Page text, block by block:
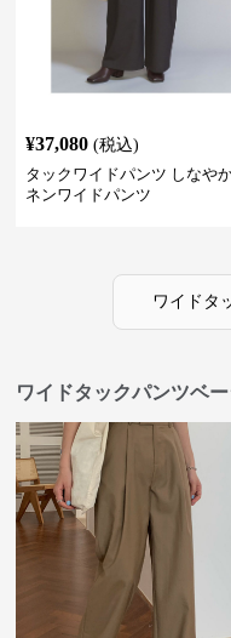
¥37,080 (税込)
タックワイドパンツ しなや
ネンワイドパンツ
ワイドタ
ワイドタックパンツベ